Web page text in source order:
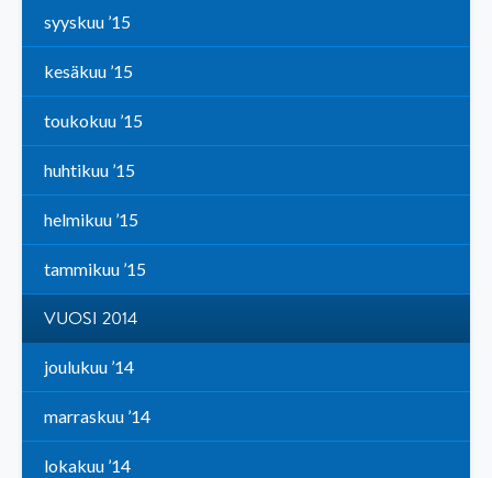
syyskuu ’15
kesäkuu ’15
toukokuu ’15
huhtikuu ’15
helmikuu ’15
tammikuu ’15
VUOSI 2014
joulukuu ’14
marraskuu ’14
lokakuu ’14